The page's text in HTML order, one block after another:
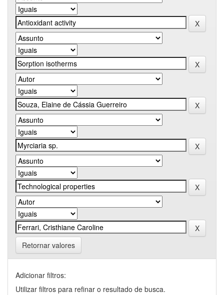
Retornar valores
Adicionar filtros:
Utilizar filtros para refinar o resultado de busca.